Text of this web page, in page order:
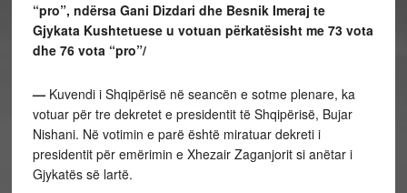
“pro”, ndërsa Gani Dizdari dhe Besnik Imeraj te
Gjykata Kushtetuese u votuan përkatësisht me 73 vota
dhe 76 vota “pro”/
—Kuvendi i Shqipërisë në seancën e sotme plenare, ka
votuar për tre dekretet e presidentit të Shqipërisë, Bujar
Nishani. Në votimin e parë është miratuar dekreti i
presidentit për emërimin e Xhezair Zaganjorit si anëtar i
Gjykatës së lartë.